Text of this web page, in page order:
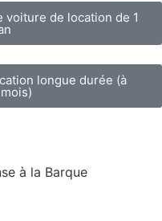
voiture de location de 1
longue durée (à
à la Barque